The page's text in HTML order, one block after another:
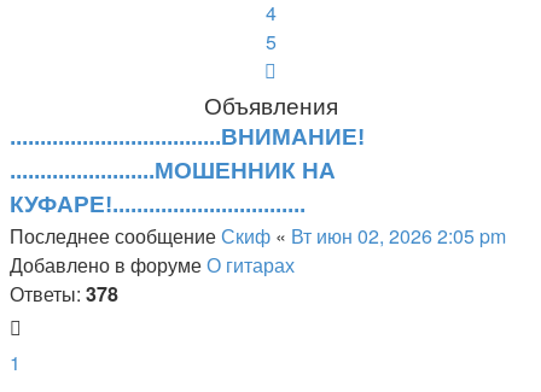
4
5
Объявления
...................................ВНИМАНИЕ!
........................МОШЕННИК НА
КУФАРЕ!................................
Последнее сообщениеСкиф « Вт июн 02, 2026 2:05 pm
Добавлено в форумеО гитарах
Ответы: 378
1